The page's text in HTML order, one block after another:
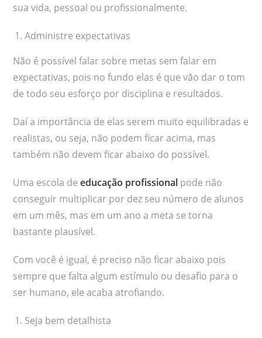
sua vida, pessoal ou profissionalmente.
Administre expectativas
Não é possível falar sobre metas sem falar em
expectativas, pois no fundo elas é que vão dar o tom
de todo seu esforço por disciplina e resultados.
Daí a importância de elas serem muito equilibradas e
realistas, ou seja, não podem ficar acima, mas
também não devem ficar abaixo do possível.
Uma escola deeducação profissional pode não
conseguir multiplicar por dez seu número de alunos
em um mês, mas em um ano a meta se torna
bastante plausível.
Com você é igual, é preciso não ficar abaixo pois
sempre que falta algum estímulo ou desafio para o
ser humano, ele acaba atrofiando.
Seja bem detalhista